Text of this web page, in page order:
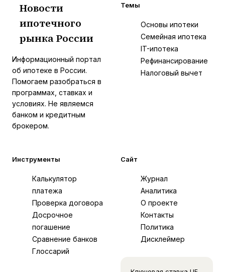
Новости
ипотечного
рынка России
Информационный портал
об ипотеке в России.
Помогаем разобраться в
программах, ставках и
условиях. Не являемся
банком и кредитным
брокером.
Темы
Основы ипотеки
Семейная ипотека
IT-ипотека
Рефинансирование
Налоговый вычет
Инструменты
Калькулятор
платежа
Проверка договора
Досрочное
погашение
Сравнение банков
Глоссарий
Сайт
Журнал
Аналитика
О проекте
Контакты
Политика
Дисклеймер